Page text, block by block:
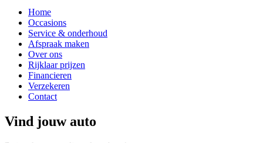
Home
Occasions
Service & onderhoud
Afspraak maken
Over ons
Rijklaar prijzen
Financieren
Verzekeren
Contact
Vind jouw auto